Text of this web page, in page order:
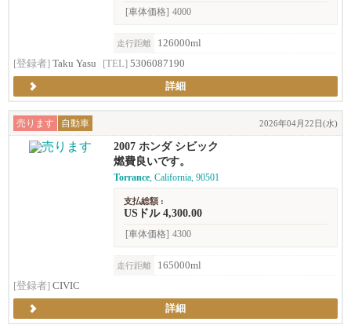
[車体価格] 4000
走行距離
126000ml
[登録者] Taku Yasu [TEL] 5306087190
詳細
売ります 自動車 2026年04月22日(水)
2007 ホンダ シビック
燃費良いです。
Torrance, California, 90501
支払総額 :
USドル 4,300.00
[車体価格] 4300
走行距離
165000ml
[登録者] CIVIC
詳細